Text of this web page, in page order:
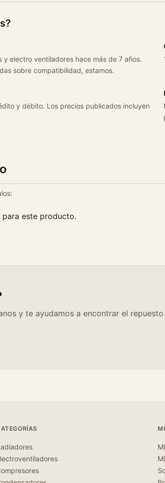
electro ventiladores hace más de 7 años.
sobre compatibilidad, estamos.
y débito. Los precios publicados incluyen
este producto.
y te ayudamos a encontrar el